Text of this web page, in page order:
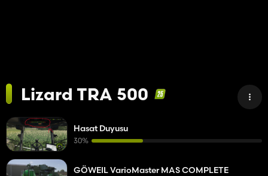
Lizard TRA 500
Hasat Duyusu
30%
GÖWEIL VarioMaster MAS COMPLETE